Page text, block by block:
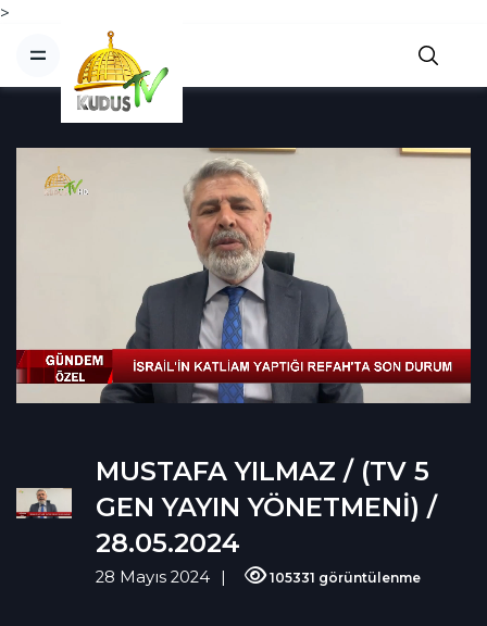
>
MUSTAFA YILMAZ / (TV 5
GEN YAYIN YÖNETMENİ) /
28.05.2024
28 Mayıs 2024 105331 görüntülenme